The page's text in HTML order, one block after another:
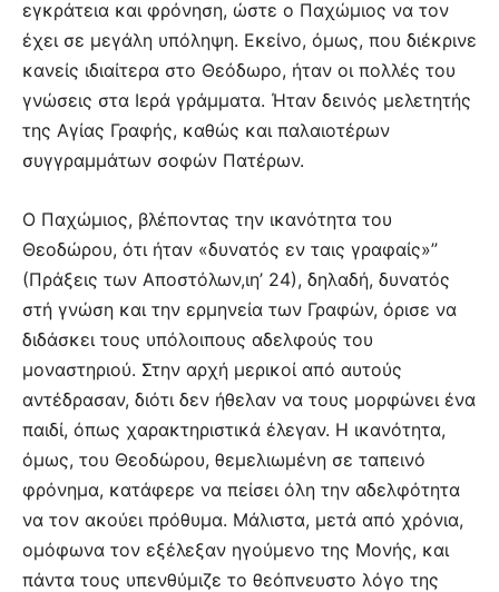
εγκράτεια και φρόνηση, ώστε ο Παχώμιος να τον
έχει σε μεγάλη υπόληψη. Εκείνο, όμως, που διέκρινε
κανείς ιδιαίτερα στο Θεόδωρο, ήταν οι πολλές του
γνώσεις στα Ιερά γράμματα. Ήταν δεινός μελετητής
της Αγίας Γραφής, καθώς και παλαιοτέρων
συγγραμμάτων σοφών Πατέρων.
Ο Παχώμιος, βλέποντας την ικανότητα του
Θεοδώρου, ότι ήταν «δυνατός εν ταις γραφαίς»”
(Πράξεις των Αποστόλων,ιη’ 24), δηλαδή, δυνατός
στή γνώση και την ερμηνεία των Γραφών, όρισε να
διδάσκει τους υπόλοιπους αδελφούς του
μοναστηριού. Στην αρχή μερικοί από αυτούς
αντέδρασαν, διότι δεν ήθελαν να τους μορφώνει ένα
παιδί, όπως χαρακτηριστικά έλεγαν. Η ικανότητα,
όμως, του Θεοδώρου, θεμελιωμένη σε ταπεινό
φρόνημα, κατάφερε να πείσει όλη την αδελφότητα
να τον ακούει πρόθυμα. Μάλιστα, μετά από χρόνια,
ομόφωνα τον εξέλεξαν ηγούμενο της Μονής, και
πάντα τους υπενθύμιζε το θεόπνευστο λόγο της